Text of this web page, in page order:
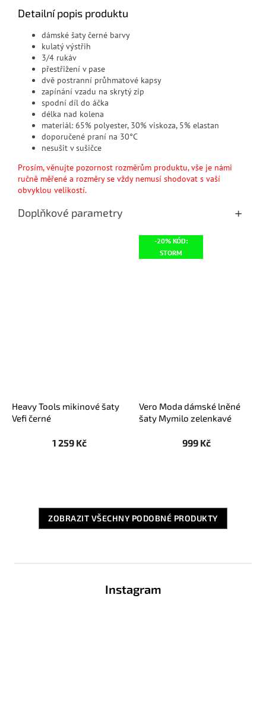
Detailní popis produktu
dámské šaty černé barvy
kulatý výstřih
3/4 rukáv
přestřižení v pase
dvě postranní průhmatové kapsy
zapínání vzadu na skrytý zip
spodní díl do áčka
délka nad kolena
materiál: 65% polyester, 30% viskoza, 5% elastan
doporučené praní na 30°C
nesušit v sušičce
Prosím, věnujte pozornost rozměrům produktu, vše je námi
ručně měřené a rozměry se vždy nemusí shodovat s vaší
obvyklou velikostí.
Doplňkové parametry
Heavy Tools mikinové šaty
Vefi černé
1 259 Kč
-20% KÓD:
STORM
Vero Moda dámské lněné
šaty Mymilo zelenkavé
999 Kč
ZOBRAZIT VŠECHNY PODOBNÉ PRODUKTY
Instagram